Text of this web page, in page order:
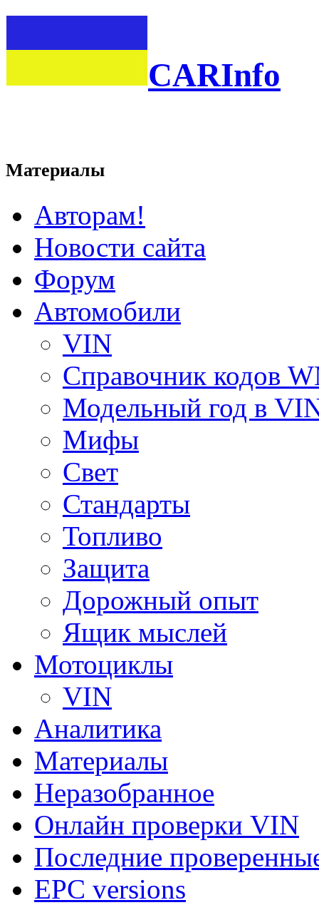
CARInfo
Материалы
Авторам!
Новости сайта
Форум
Автомобили
VIN
Справочник кодов
Модельный год в
Мифы
Свет
Стандарты
Топливо
Защита
Дорожный опыт
Ящик мыслей
Мотоциклы
VIN
Аналитика
Материалы
Неразобранное
Онлайн проверки VIN
Последние
EPC versions